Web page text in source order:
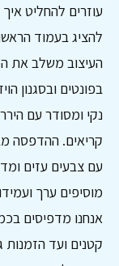
עוזרים להחליט
להציג בעמוד
העיצוב משלב את
בפונטים ובסגנון
נקי ומסודר עם
קריאים. ההדפסה
עם צבעים עזים
מוסיפים ערך
אנחנו מדפיסים
קטנים ועד הזמנות